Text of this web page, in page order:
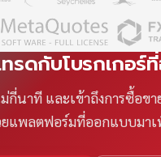
ทรดกับโบรกเกอ
นาที และเข้าถึงการซื้อขา
ยแพลตฟอร์มที่ออกแบบมา